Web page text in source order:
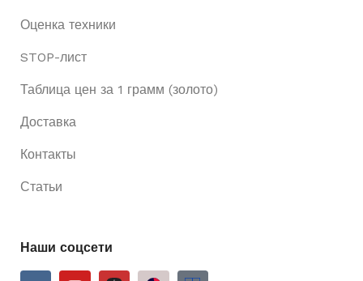
Оценка техники
STOP-лист
Таблица цен за 1 грамм (золото)
Доставка
Контакты
Статьи
Наши соцсети